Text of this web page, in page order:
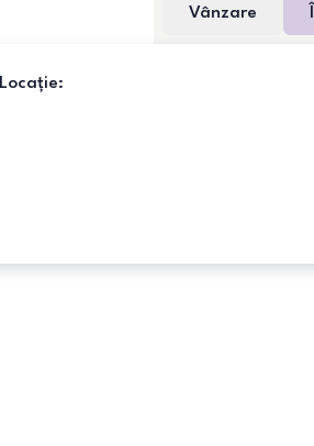
Vânzare
Locație: